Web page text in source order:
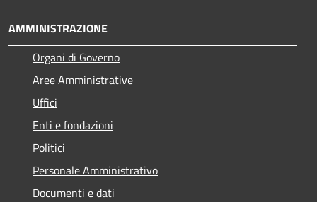
AMMINISTRAZIONE
Organi di Governo
Aree Amministrative
Uffici
Enti e fondazioni
Politici
Personale Amministrativo
Documenti e dati